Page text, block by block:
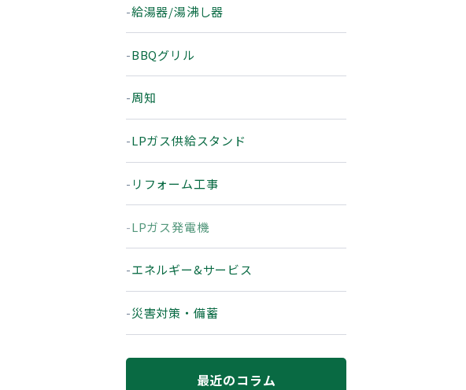
給湯器/湯沸し器
BBQグリル
周知
LPガス供給スタンド
リフォーム工事
LPガス発電機
エネルギー&サービス
災害対策・備蓄
最近のコラム